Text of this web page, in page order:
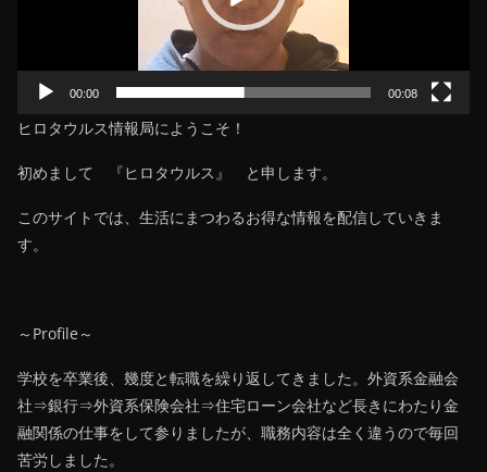
00:00 00:08
ヒロタウルス情報局にようこそ！
初めまして 『ヒロタウルス』 と申します。
このサイトでは、生活にまつわるお得な情報を配信していきま
す。
～Profile～
学校を卒業後、幾度と転職を繰り返してきました。外資系金融会
社⇒銀行⇒外資系保険会社⇒住宅ローン会社など長きにわたり金
融関係の仕事をして参りましたが、職務内容は全く違うので毎回
苦労しました。